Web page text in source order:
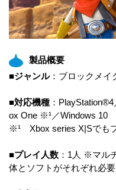
製品概要
■ジャンル：ブロックメイ
■対応機種 ：
ox One ※¹／Windows 10
※¹ Xbox series X|Sでも
■プレイ人数 ：1人 ※マル
体とソフトがそれぞれ必要